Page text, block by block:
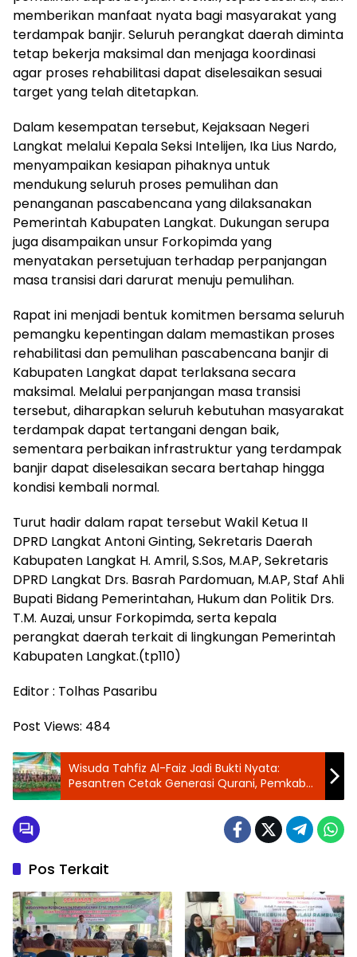
memberikan manfaat nyata bagi masyarakat yang
terdampak banjir. Seluruh perangkat daerah diminta
tetap bekerja maksimal dan menjaga koordinasi
agar proses rehabilitasi dapat diselesaikan sesuai
target yang telah ditetapkan.
Dalam kesempatan tersebut, Kejaksaan Negeri
Langkat melalui Kepala Seksi Intelijen, Ika Lius Nardo,
menyampaikan kesiapan pihaknya untuk
mendukung seluruh proses pemulihan dan
penanganan pascabencana yang dilaksanakan
Pemerintah Kabupaten Langkat. Dukungan serupa
juga disampaikan unsur Forkopimda yang
menyatakan persetujuan terhadap perpanjangan
masa transisi dari darurat menuju pemulihan.
Rapat ini menjadi bentuk komitmen bersama seluruh
pemangku kepentingan dalam memastikan proses
rehabilitasi dan pemulihan pascabencana banjir di
Kabupaten Langkat dapat terlaksana secara
maksimal. Melalui perpanjangan masa transisi
tersebut, diharapkan seluruh kebutuhan masyarakat
terdampak dapat tertangani dengan baik,
sementara perbaikan infrastruktur yang terdampak
banjir dapat diselesaikan secara bertahap hingga
kondisi kembali normal.
Turut hadir dalam rapat tersebut Wakil Ketua II
DPRD Langkat Antoni Ginting, Sekretaris Daerah
Kabupaten Langkat H. Amril, S.Sos, M.AP, Sekretaris
DPRD Langkat Drs. Basrah Pardomuan, M.AP, Staf Ahli
Bupati Bidang Pemerintahan, Hukum dan Politik Drs.
T.M. Auzai, unsur Forkopimda, serta kepala
perangkat daerah terkait di lingkungan Pemerintah
Kabupaten Langkat.(tp110)
Editor : Tolhas Pasaribu
Post Views: 484
‎Wisuda Tahfiz Al-Faiz Jadi Bukti Nyata:
Pesantren Cetak Generasi Qurani, Pemkab
Beri Apresiasi Tinggi
Pos Terkait